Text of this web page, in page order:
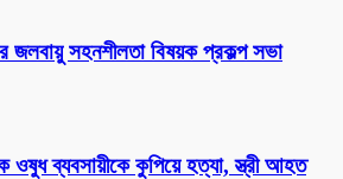
সহনশীলতা বিষয়ক প্রকল্প সভা
ওষুধ ব্যবসায়ীকে কুপিয়ে হত্যা, স্ত্রী আহত